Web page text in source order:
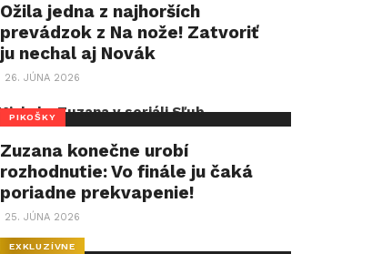
Ožila jedna z najhorších
prevádzok z Na nože! Zatvoriť
ju nechal aj Novák
26. JÚNA 2026
PIKOŠKY
Zuzana konečne urobí
rozhodnutie: Vo finále ju čaká
poriadne prekvapenie!
25. JÚNA 2026
EXKLUZÍVNE